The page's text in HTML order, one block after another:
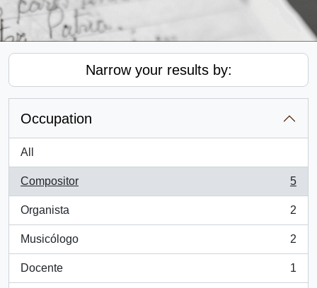
Narrow your results by:
Occupation
All
Compositor
, 5 results
5
Organista
, 2 results
2
Musicólogo
, 2 results
2
Docente
, 1 results
1